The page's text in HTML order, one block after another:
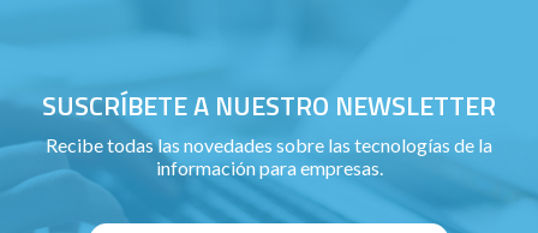
SUSCRÍBETE A NUESTRO NEWSLETTER
Recibe todas las novedades sobre las tecnologías de la
información para empresas.